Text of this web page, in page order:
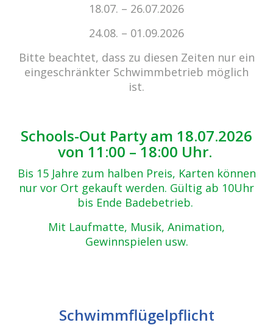
Kein Einlass bei Gewitter
zu den E-Tickets
Zurück zur Übersicht
Navigation
10 Jahre cabrio Senden / Pool-Party
18.07. – 26.07.2026
24.08. – 01.09.2026
Bitte beachtet, dass zu diesen Zeiten nur ein
eingeschränkter Schwimmbetrieb möglich
ist.
Schools-Out Party am 18.07.2026
von 11:00 – 18:00 Uhr.
Bis 15 Jahre zum halben Preis, Karten können
nur vor Ort gekauft werden. Gültig ab 10Uhr
bis Ende Badebetrieb.
Mit Laufmatte, Musik, Animation,
Gewinnspielen usw.
Schwimmflügelpflicht